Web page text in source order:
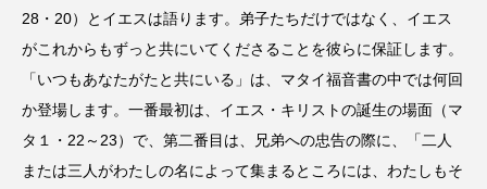
28・20）とイエスは語ります。弟子たちだけではなく、イエス
がこれからもずっと共にいてくださることを彼らに保証します。
「いつもあなたがたと共にいる」は、マタイ福音書の中では何回
か登場します。一番最初は、イエス・キリストの誕生の場面（マ
タ１・22～23）で、第二番目は、兄弟への忠告の際に、「二人
または三人がわたしの名によって集まるところには、わたしもそ